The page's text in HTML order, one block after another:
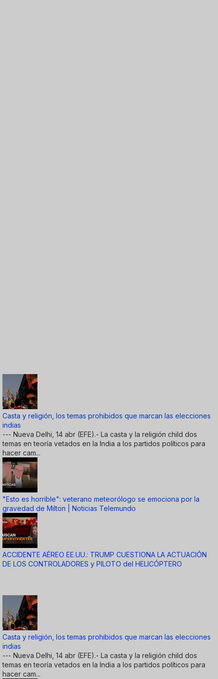
Casta y religión, los temas prohibidos que marcan las elecciones
indias
--- Nueva Delhi, 14 abr (EFE).- La casta y la religión child dos
temas en teoría vetados en la India a los partidos políticos para
hacer cam...
"Esto es horrible": veterano meteorólogo se emociona por la
gravedad de Milton | Noticias Telemundo
ACCIDENTE AÉREO EE.UU.: TRUMP CUESTIONA LA ACTUACIÓN
DE LOS CONTROLADORES y PILOTO del HELICÓPTERO
Casta y religión, los temas prohibidos que marcan las elecciones
indias
--- Nueva Delhi, 14 abr (EFE).- La casta y la religión child dos
temas en teoría vetados en la India a los partidos políticos para
hacer cam...